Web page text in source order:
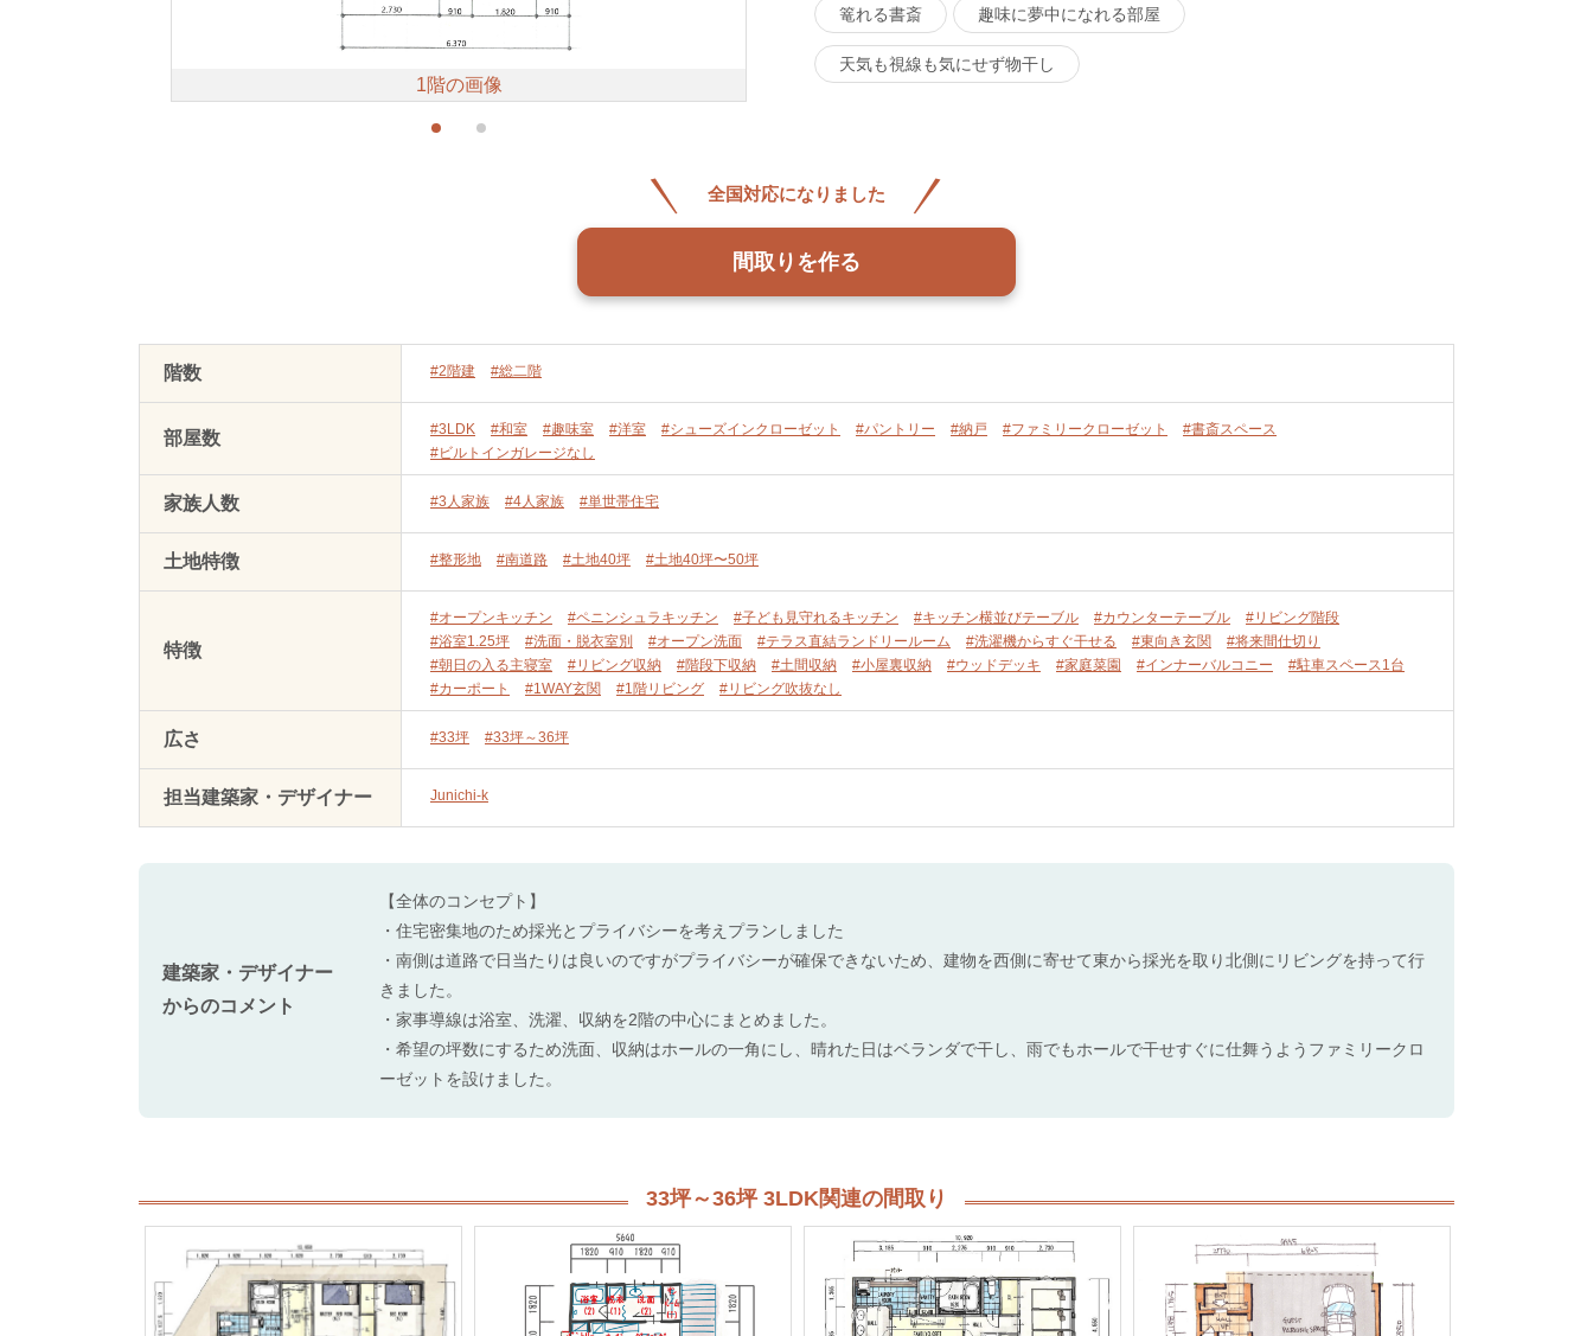
篭れる書斎 趣味に夢中になれる部屋
天気も視線も気にせず物干し
1階の画像
全国対応になりました
間取りを作る
階数 #2階建 #総二階
部屋数 #3LDK #和室 #趣味室 #洋室 #シューズインクローゼット #パントリー #納戸 #ファミリークローゼット
#書斎スペース
#ビルトインガレージなし
家族人数 #3人家族 #4人家族 #単世帯住宅
土地特徴 #整形地 #南道路 #土地40坪 #土地40坪〜50坪
特徴
#オープンキッチン #ペニンシュラキッチン #子ども見守れるキッチン #キッチン横並びテーブル #カウンターテーブル
#リビング階段
#浴室1.25坪
#洗面・脱衣室別 #オープン洗面 #テラス直結ランドリールーム #洗濯機からすぐ干せる #東向き玄関
#将来間仕切り
#朝日の入る主寝室
#リビング収納 #階段下収納 #土間収納 #小屋裏収納 #ウッドデッキ #家庭菜園 #インナーバルコニー
#駐車スペース1台
#カーポート
#1WAY玄関 #1階リビング #リビング吹抜なし
広さ #33坪 #33坪～36坪
担当建築家・デザイナー Junichi-k
建築家・デザイナー
からのコメント
【全体のコンセプト】
・住宅密集地のため採光とプライバシーを考えプランしました
・南側は道路で日当たりは良いのですがプライバシーが確保できないため、建物を西側に寄せて東から採光を取り北側にリビングを持って行
きました。
・家事導線は浴室、洗濯、収納を2階の中心にまとめました。
・希望の坪数にするため洗面、収納はホールの一角にし、晴れた日はベランダで干し、雨でもホールで干せすぐに仕舞うようファミリークロ
ーゼットを設けました。
33坪～36坪 3LDK関連の間取り